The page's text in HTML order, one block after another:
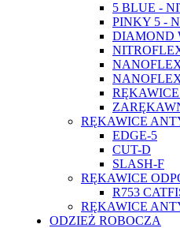
5 BLUE -
PINKY 5 -
DIAMOND
RĘKAWICE
EDGE-5
CUT-D
SLASH-F
RĘKAWICE
R753
RĘKAWICE
ODZIEŻ ROBOCZA